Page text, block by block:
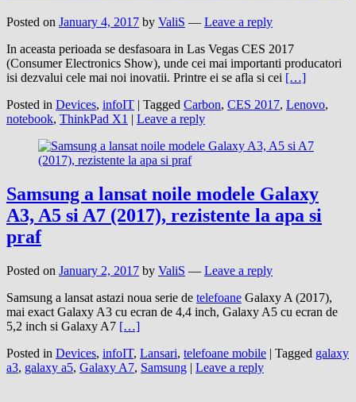
Posted on January 4, 2017 by ValiS — Leave a reply
In aceasta perioada se desfasoara in Las Vegas CES 2017
(Consumer Electronics Show), unde cei mai importanti producatori
isi dezvalui cele mai noi inovatii. Printre ei se afla si cei […]
Posted in Devices, infoIT | Tagged Carbon, CES 2017, Lenovo,
notebook, ThinkPad X1 | Leave a reply
Samsung a lansat noile modele Galaxy
A3, A5 si A7 (2017), rezistente la apa si
praf
Posted on January 2, 2017 by ValiS — Leave a reply
Samsung a lansat astazi noua serie de telefoane Galaxy A (2017),
mai exact Galaxy A3 cu ecran de 4,4 inch, Galaxy A5 cu ecran de
5,2 inch si Galaxy A7 […]
Posted in Devices, infoIT, Lansari, telefoane mobile | Tagged galaxy
a3, galaxy a5, Galaxy A7, Samsung | Leave a reply